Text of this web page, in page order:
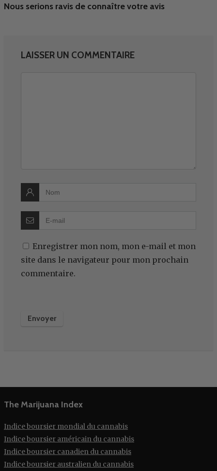
Nous serions ravis de connaître votre avis
LAISSER UN COMMENTAIRE
Enregistrer mon nom, mon e-mail et mon
site dans le navigateur pour mon prochain
commentaire.
The Marijuana Index
Indice boursier mondial du cannabis
Indice boursier américain du cannabis
Indice boursier canadien du cannabis
Indice boursier australien du cannabis